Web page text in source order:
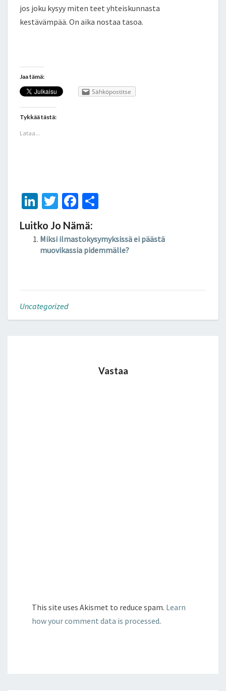
jos joku kysyy miten teet yhteiskunnasta
kestävämpää. On aika nostaa tasoa.
Jaa tämä:
Sähköpostitse
Tykkää tästä:
Lataa...
Li
n
ke
dI
T
wi
tt
er
Fa
ce
b
o
ar
e
Luitko Jo Nämä:
Miksi ilmastokysymyksissä ei päästä
muovikassia pidemmälle?
Uncategorized
Vastaa
This site uses Akismet to reduce spam. Learn
how your comment data is processed.